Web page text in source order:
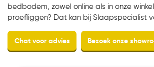
bedbodem, zowel online als in onze
proefliggen? Dat kan bij Slaapspecialist